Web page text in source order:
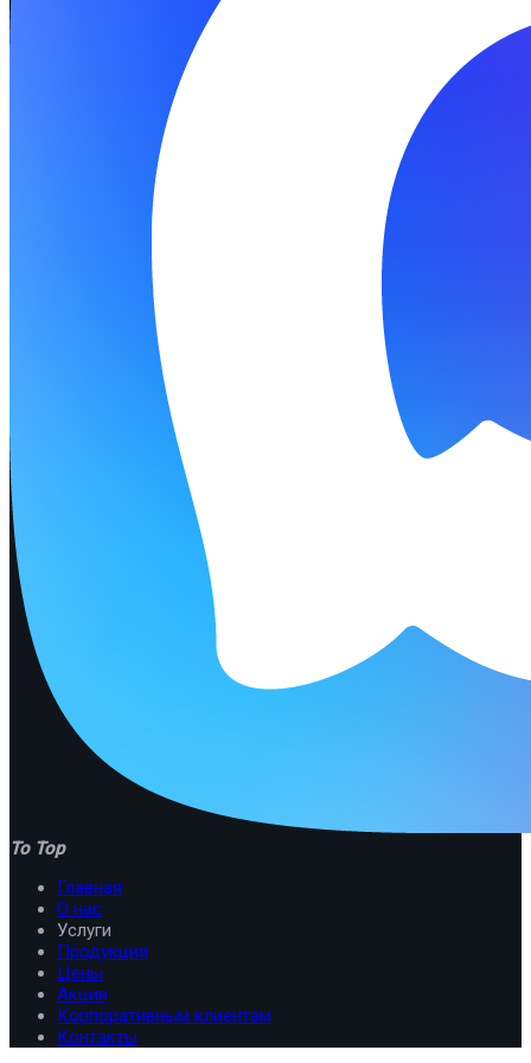
To Top
Главная
О нас
Услуги
Продукция
Цены
Акции
Корпоративным клиентам
Контакты